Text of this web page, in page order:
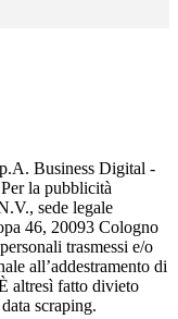
Business Digital -
la pubblicità
sede legale
46, 20093 Cologno
trasmessi e/o
all’addestramento di
altresì fatto divieto
scraping.